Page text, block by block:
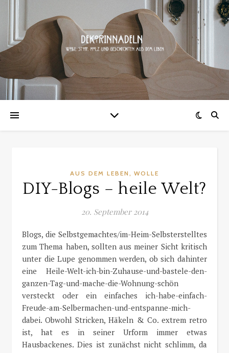
AUS DEM LEBEN , WOLLE
DIY-Blogs – heile Welt?
20. September 2014
Blogs, die Selbstgemachtes/im-Heim-Selbsterstelltes
zum Thema haben, sollten aus meiner Sicht kritisch
unter die Lupe genommen werden, ob sich dahinter
eine Heile-Welt-ich-bin-Zuhause-und-bastele-den-
ganzen-Tag-und-mache-die-Wohnung-schön
versteckt oder ein einfaches ich-habe-einfach-
Freude-am-Selbermachen-und-entspanne-mich-
dabei. Obwohl Stricken, Häkeln & Co. extrem retro
ist, hat es in seiner Urform immer etwas
Hausbackenes. Dies ist zunächst nicht schlimm, da